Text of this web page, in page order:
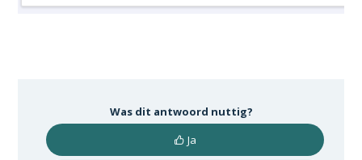
Was dit antwoord nuttig?
Ja